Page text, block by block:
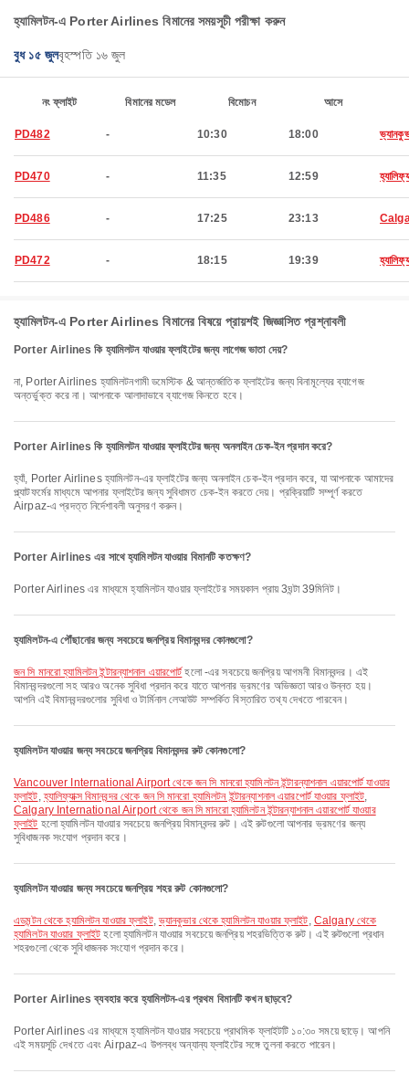
হ্যামিলটন-এ Porter Airlines বিমানের সময়সূচী পরীক্ষা করুন
বুধ ১৫ জুলবৃহস্পতি ১৬ জুল
নং ফ্লাইট বিমানের মডেল বিমোচন আসে
PD482 - 10:30 18:00
PD470 - 11:35 12:59
PD486 - 17:25 23:13
PD472 - 18:15 19:39
হ্যামিলটন-এ Porter Airlines বিমানের বিষয়ে প্রায়শই জিজ্ঞাসিত প্রশ্নাবলী
Porter Airlines কি হ্যামিলটন যাওয়ার ফ্লাইটের জন্য লাগেজ ভাতা দেয়?
না, Porter Airlines হ্যামিলটনগামী ডমেস্টিক & আন্তর্জাতিক ফ্লাইটের জন্য বিনামূল্যের ব্যাগেজ
অন্তর্ভুক্ত করে না। আপনাকে আলাদাভাবে ব্যাগেজ কিনতে হবে।
Porter Airlines কি হ্যামিলটন যাওয়ার ফ্লাইটের জন্য অনলাইন চেক-ইন প্রদান করে?
হ্যাঁ, Porter Airlines হ্যামিলটন-এর ফ্লাইটের জন্য অনলাইন চেক-ইন প্রদান করে, যা আপনাকে আমাদের
প্ল্যাটফর্মের মাধ্যমে আপনার ফ্লাইটের জন্য সুবিধামত চেক-ইন করতে দেয়। প্রক্রিয়াটি সম্পূর্ণ করতে
Airpaz-এ প্রদত্ত নির্দেশাবলী অনুসরণ করুন।
Porter Airlines এর সাথে হ্যামিলটন যাওয়ার বিমানটি কতক্ষণ?
Porter Airlines এর মাধ্যমে হ্যামিলটন যাওয়ার ফ্লাইটের সময়কাল প্রায় 3ঘন্টা 39মিনিট।
হ্যামিলটন-এ পৌঁছানোর জন্য সবচেয়ে জনপ্রিয় বিমানবন্দর কোনগুলো?
জন সি মানরো হ্যামিলটন ইন্টারন্যাশনাল এয়ারপোর্ট হলো -এর সবচেয়ে জনপ্রিয় আগমনী বিমানবন্দর। এই
বিমানবন্দরগুলো সহ আরও অনেক সুবিধা প্রদান করে যাতে আপনার ভ্রমণের অভিজ্ঞতা আরও উন্নত হয়।
আপনি এই বিমানবন্দরগুলোর সুবিধা ও টার্মিনাল লেআউট সম্পর্কিত বিস্তারিত তথ্য দেখতে পারবেন।
হ্যামিলটন যাওয়ার জন্য সবচেয়ে জনপ্রিয় বিমানবন্দর রুট কোনগুলো?
Vancouver International Airport থেকে জন সি মানরো হ্যামিলটন ইন্টারন্যাশনাল এয়ারপোর্ট যাওয়ার
ফ্লাইট,হ্যালিফ্যাক্স বিমানবন্দর থেকে জন সি মানরো হ্যামিলটন ইন্টারন্যাশনাল এয়ারপোর্ট যাওয়ার ফ্লাইট,
Calgary International Airport থেকে জন সি মানরো হ্যামিলটন ইন্টারন্যাশনাল এয়ারপোর্ট যাওয়ার
ফ্লাইট হলো হ্যামিলটন যাওয়ার সবচেয়ে জনপ্রিয় বিমানবন্দর রুট। এই রুটগুলো আপনার ভ্রমণের জন্য
সুবিধাজনক সংযোগ প্রদান করে।
হ্যামিলটন যাওয়ার জন্য সবচেয়ে জনপ্রিয় শহর রুট কোনগুলো?
এডমন্টন থেকে হ্যামিলটন যাওয়ার ফ্লাইট,ভ্যানকুভার থেকে হ্যামিলটন যাওয়ার ফ্লাইট, Calgary থেকে
হ্যামিলটন যাওয়ার ফ্লাইট হলো হ্যামিলটন যাওয়ার সবচেয়ে জনপ্রিয় শহরভিত্তিক রুট। এই রুটগুলো প্রধান
শহরগুলো থেকে সুবিধাজনক সংযোগ প্রদান করে।
Porter Airlines ব্যবহার করে হ্যামিলটন-এর প্রথম বিমানটি কখন ছাড়বে?
Porter Airlines এর মাধ্যমে হ্যামিলটন যাওয়ার সবচেয়ে প্রাথমিক ফ্লাইটটি ১০:৩০ সময়ে ছাড়ে। আপনি
এই সময়সূচি দেখতে এবং Airpaz-এ উপলব্ধ অন্যান্য ফ্লাইটের সঙ্গে তুলনা করতে পারেন।